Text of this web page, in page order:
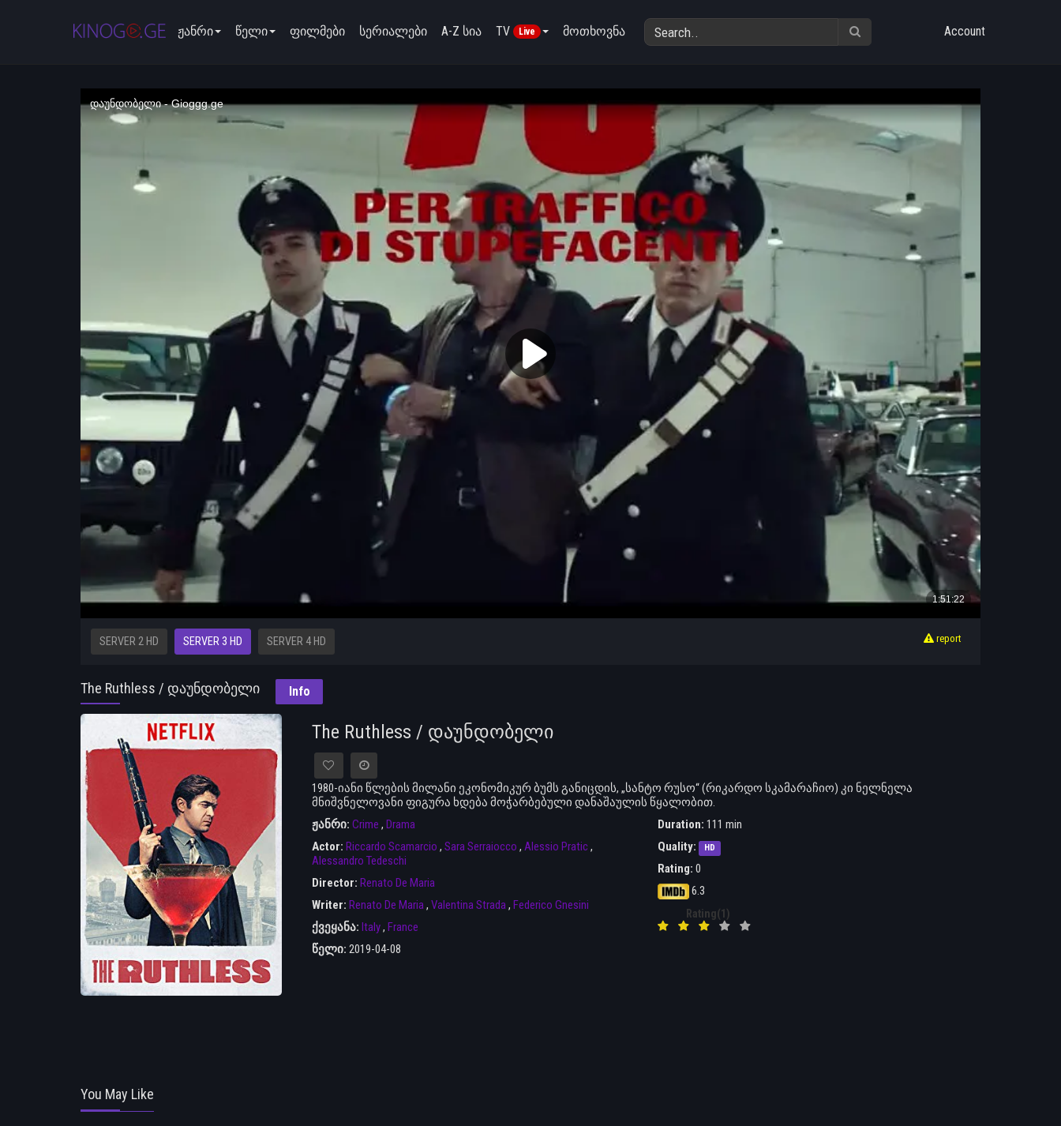
ჟანრი წელი ფილმები სერიალები A-Z სია TV Live მოთხოვნა Account
SERVER 2 HD SERVER 3 HD SERVER 4 HD report
The Ruthless / დაუნდობელი Info
The Ruthless / დაუნდობელი
1980-იანი წლების მილანი ეკონომიკურ ბუმს განიცდის, „სანტო რუსო“ (რიკარდო სკამარაჩიო) კი ნელნელა
მნიშვნელოვანი ფიგურა ხდება მოჭარბებული დანაშაულის წყალობით.
ჟანრი: Crime , Drama
Actor: Riccardo Scamarcio , Sara Serraiocco , Alessio Pratic,
Alessandro Tedeschi
Director: Renato De Maria
Writer: Renato De Maria, Valentina Strada, Federico Gnesini
ქვეყანა: Italy, France
წელი: 2019-04-08
Duration: 111 min
Quality:
HD
Rating: 0
6.3
Rating(1)
You May Like